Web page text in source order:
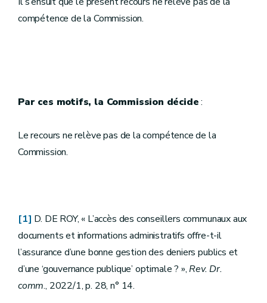
compétence de la Commission.
Par ces motifs, la Commission décide:
Le recours ne relève pas de la compétence de la
Commission.
[1] D. DE ROY, « L’accès des conseillers communaux aux
documents et informations administratifs offre-t-il
l’assurance d’une bonne gestion des deniers publics et
d’une ‘gouvernance publique’ optimale ? »,Rev. Dr.
comm., 2022/1, p. 28, n° 14.